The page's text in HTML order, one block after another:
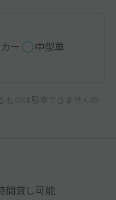
ー
中型車
のは駐車できませんの
間貸し可能